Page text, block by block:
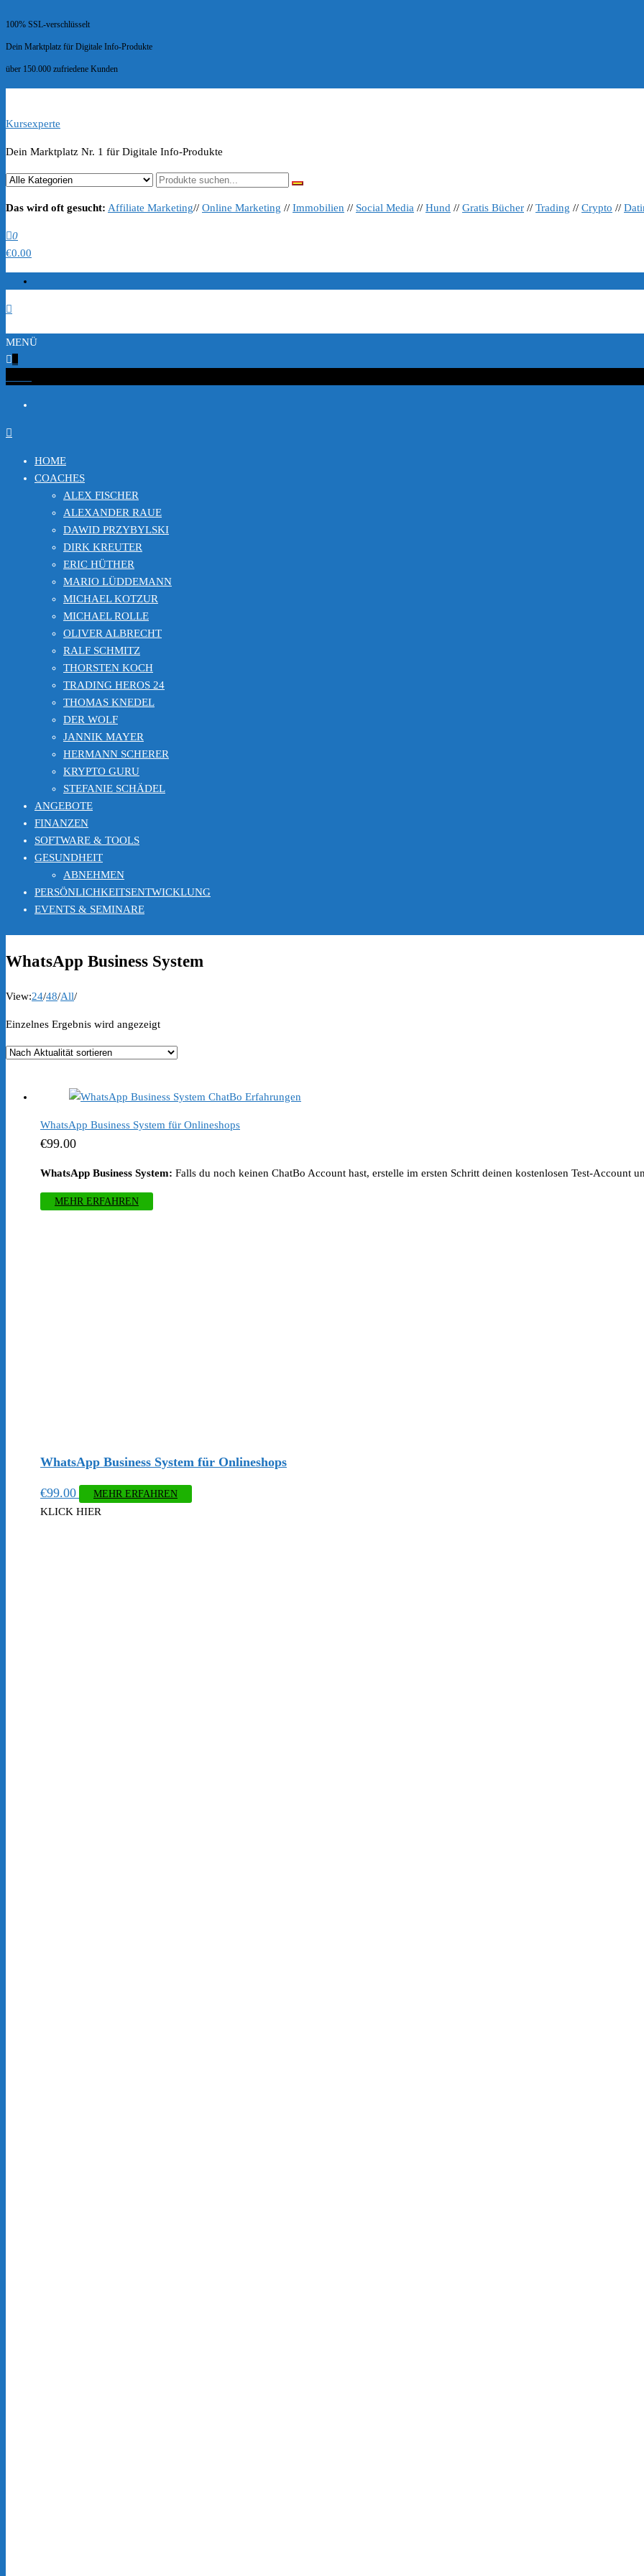
100% SSL-verschlüsselt
Dein Marktplatz für Digitale Info-Produkte
über 150.000 zufriedene Kunden
Kursexperte
Dein Marktplatz Nr. 1 für Digitale Info-Produkte
Das wird oft gesucht: Affiliate Marketing// Online Marketing // Immobilien // Social Media // Hund // Gratis Bücher // Trading // Crypto //
0
€0.00
MENÜ
HOME
COACHES
ALEX FISCHER
ALEXANDER RAUE
DAWID PRZYBYLSKI
DIRK KREUTER
ERIC HÜTHER
MARIO LÜDDEMANN
MICHAEL KOTZUR
MICHAEL ROLLE
OLIVER ALBRECHT
RALF SCHMITZ
THORSTEN KOCH
TRADING HEROS 24
THOMAS KNEDEL
DER WOLF
JANNIK MAYER
HERMANN SCHERER
KRYPTO GURU
STEFANIE SCHÄDEL
ANGEBOTE
FINANZEN
SOFTWARE & TOOLS
GESUNDHEIT
ABNEHMEN
PERSÖNLICHKEITSENTWICKLUNG
EVENTS & SEMINARE
WhatsApp Business System
View:24/48/All/
Einzelnes Ergebnis wird angezeigt
WhatsApp Business System für Onlineshops
€99.00
WhatsApp Business System: Falls du noch keinen ChatBo Account hast, erstelle im ersten Schritt deinen kostenlosen Test-Account
MEHR ERFAHREN
WhatsApp Business System für Onlineshops
€99.00 MEHR ERFAHREN
KLICK HIER